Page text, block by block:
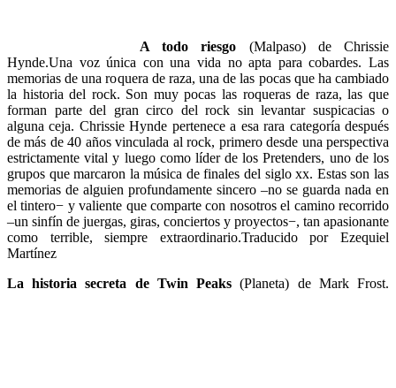
A todo riesgo (Malpaso) de Chrissie
Hynde.Una voz única con una vida no apta para cobardes. Las
memorias de una roquera de raza, una de las pocas que ha cambiado
la historia del rock. Son muy pocas las roqueras de raza, las que
forman parte del gran circo del rock sin levantar suspicacias o
alguna ceja. Chrissie Hynde pertenece a esa rara categoría después
de más de 40 años vinculada al rock, primero desde una perspectiva
estrictamente vital y luego como líder de los Pretenders, uno de los
grupos que marcaron la música de finales del siglo xx. Estas son las
memorias de alguien profundamente sincero –no se guarda nada en
el tintero− y valiente que comparte con nosotros el camino recorrido
–un sinfín de juergas, giras, conciertos y proyectos−, tan apasionante
como terrible, siempre extraordinario.Traducido por Ezequiel
Martínez
La historia secreta de Twin Peaks (Planeta) de Mark Frost.